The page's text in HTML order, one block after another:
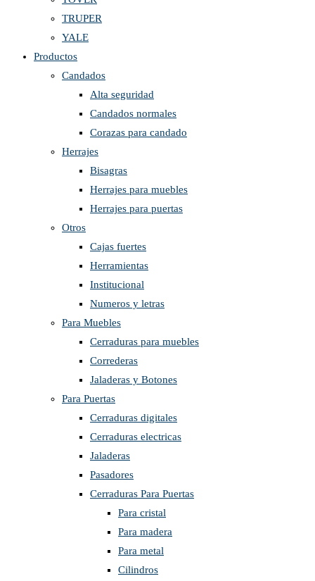
TRUPER
YALE
Productos
Candados
Alta seguridad
Candados normales
Corazas para candado
Herrajes
Bisagras
Herrajes para muebles
Herrajes para puertas
Otros
Cajas fuertes
Herramientas
Institucional
Numeros y letras
Para Muebles
Cerraduras para muebles
Correderas
Jaladeras y Botones
Para Puertas
Cerraduras digitales
Cerraduras electricas
Jaladeras
Pasadores
Cerraduras Para Puertas
Para cristal
Para madera
Para metal
Cilindros